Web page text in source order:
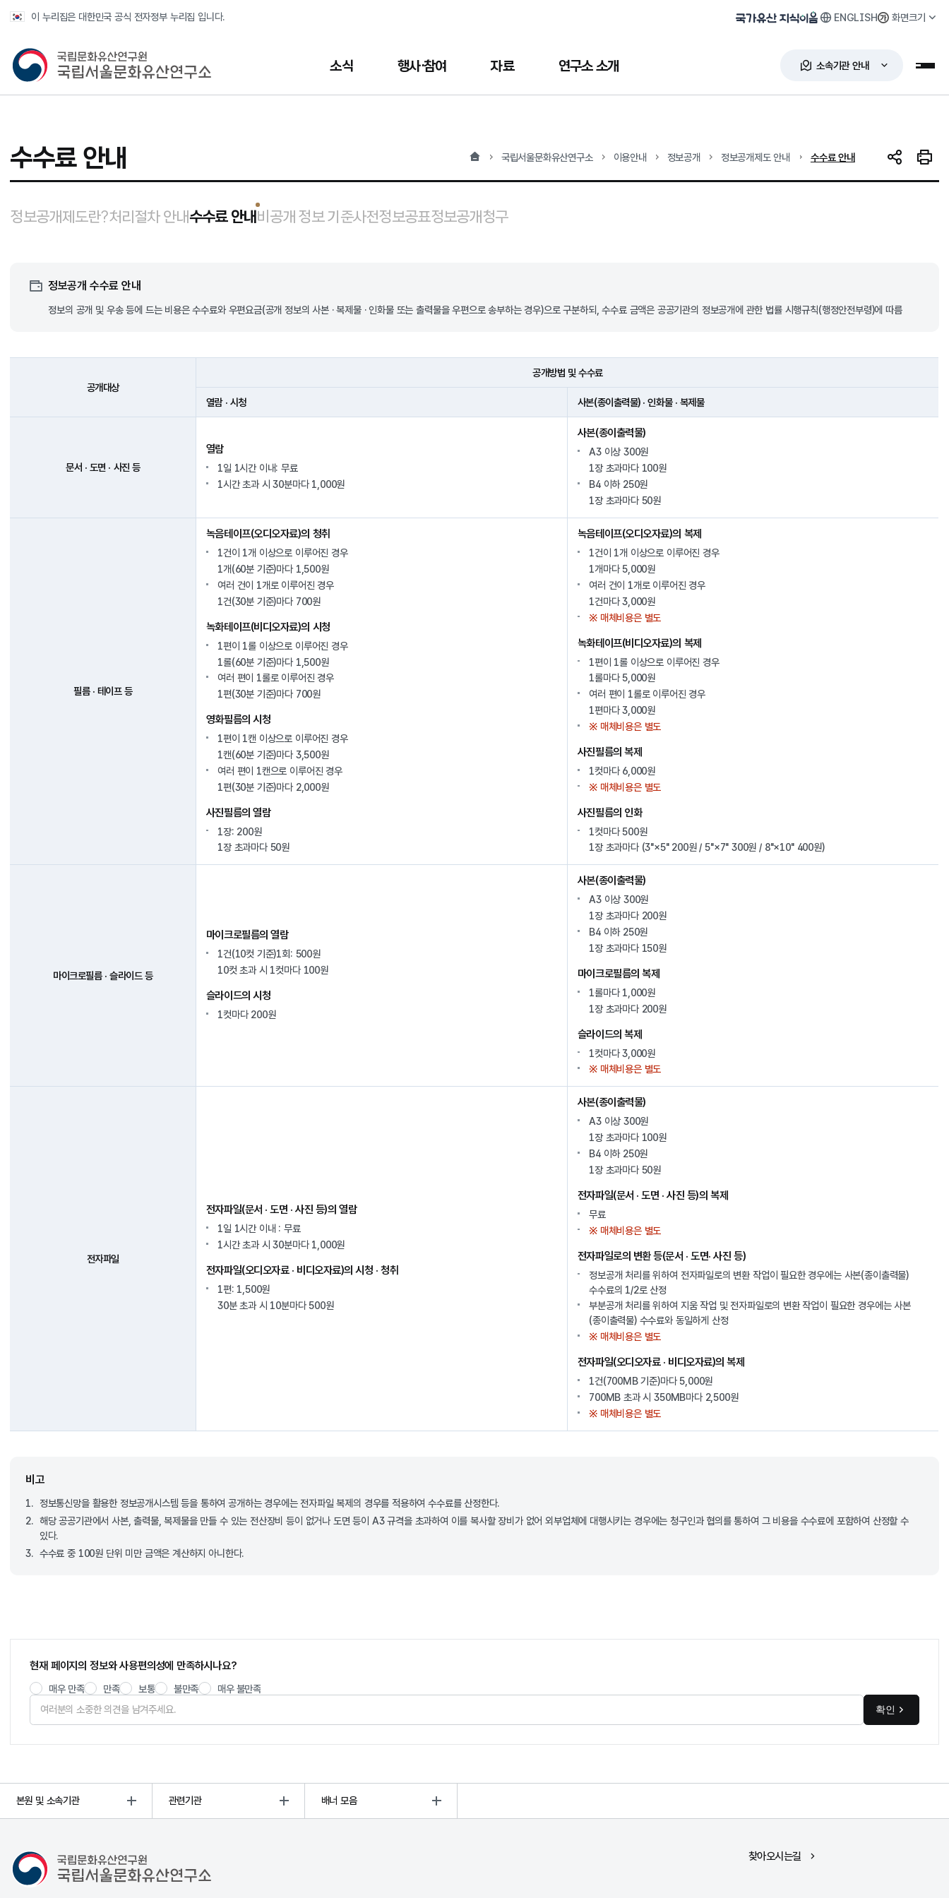
이 누리집은 대한민국 공식 전자정부 누리집 입니다.
국가유산 지식이음 ENGLISH 화면크기
국가유산청 국립서울문화유산연구소 소식 행사·참여 자료 연구소 소개 소속기관 안내 누리
수수료 안내 홈 국립서울문화유산연구소 이용안내 정보공개 정보공개제도 안내 현재 위치
수수료 안내 SNS 공유인쇄
정보공개제도란?처리절차 안내수수료 안내
선택됨
선택됨 비공개 정보 기준사전정보공표정보공개청구
정보공개 수수료 안내
정보의 공개 및 우송 등에 드는 비용은 수수료와 우편요금(공개 정보의 사본 · 복제물 · 인화물 또는 출력물을 우편으로 송부하는 경우)으로 구분하되, 수수료 금액은 공공기관의 정보공개에 관한 법률 시행규칙(행정안전부령)에 따름
공개대상
공개방법 및 수수료
열람 · 시청 사본(종이출력물) · 인화물 · 복제물
문서 · 도면 · 사진 등
열람
1일 1시간 이내: 무료
1시간 초과 시 30분마다 1,000원
사본(종이출력물)
A3 이상 300원
1장 초과마다 100원
B4 이하 250원
1장 초과마다 50원
필름 · 테이프 등
녹음테이프(오디오자료)의 청취
1건이 1개 이상으로 이루어진 경우
1개(60분 기준)마다 1,500원
여러 건이 1개로 이루어진 경우
1건(30분 기준)마다 700원
녹화테이프(비디오자료)의 시청
1편이 1롤 이상으로 이루어진 경우
1롤(60분 기준)마다 1,500원
여러 편이 1롤로 이루어진 경우
1편(30분 기준)마다 700원
영화필름의 시청
1편이 1캔 이상으로 이루어진 경우
1캔(60분 기준)마다 3,500원
여러 편이 1캔으로 이루어진 경우
1편(30분 기준)마다 2,000원
사진필름의 열람
1장: 200원
1장 초과마다 50원
녹음테이프(오디오자료)의 복제
1건이 1개 이상으로 이루어진 경우
1개마다 5,000원
여러 건이 1개로 이루어진 경우
1건마다 3,000원
※ 매체비용은 별도
녹화테이프(비디오자료)의 복제
1편이 1롤 이상으로 이루어진 경우
1롤마다 5,000원
여러 편이 1롤로 이루어진 경우
1편마다 3,000원
※ 매체비용은 별도
사진필름의 복제
1컷마다 6,000원
※ 매체비용은 별도
사진필름의 인화
1컷마다 500원
1장 초과마다 (3"×5" 200원 / 5"×7" 300원 / 8"×10" 400원)
마이크로필름 · 슬라이드 등
마이크로필름의 열람
1건(10컷 기준)1회: 500원
10컷 초과 시 1컷마다 100원
슬라이드의 시청
1컷마다 200원
사본(종이출력물)
A3 이상 300원
1장 초과마다 200원
B4 이하 250원
1장 초과마다 150원
마이크로필름의 복제
1롤마다 1,000원
1장 초과마다 200원
슬라이드의 복제
1컷마다 3,000원
※ 매체비용은 별도
전자파일
전자파일(문서 · 도면 · 사진 등)의 열람
1일 1시간 이내 : 무료
1시간 초과 시 30분마다 1,000원
전자파일(오디오자료 · 비디오자료)의 시청 · 청취
1편: 1,500원
30분 초과 시 10분마다 500원
사본(종이출력물)
A3 이상 300원
1장 초과마다 100원
B4 이하 250원
1장 초과마다 50원
전자파일(문서 · 도면 · 사진 등)의 복제
무료
※ 매체비용은 별도
전자파일로의 변환 등(문서 · 도면· 사진 등)
정보공개 처리를 위하여 전자파일로의 변환 작업이 필요한 경우에는 사본(종이출력물)
수수료의 1/2로 산정
부분공개 처리를 위하여 지움 작업 및 전자파일로의 변환 작업이 필요한 경우에는 사본
(종이출력물) 수수료와 동일하게 산정
※ 매체비용은 별도
전자파일(오디오자료 · 비디오자료)의 복제
1건(700MB 기준)마다 5,000원
700MB 초과 시 350MB마다 2,500원
※ 매체비용은 별도
비고
1. 정보통신망을 활용한 정보공개시스템 등을 통하여 공개하는 경우에는 전자파일 복제의 경우를 적용하여 수수료를 산정한다.
2. 해당 공공기관에서 사본, 출력물, 복제물을 만들 수 있는 전산장비 등이 없거나 도면 등이 A3 규격을 초과하여 이를 복사할 장비가 없어 외부업체에 대행시키는 경우에는 청구인과 협의를 통하여 그 비용을 수수료에 포함하여 산정할 수
있다.
3. 수수료 중 100원 단위 미만 금액은 계산하지 아니한다.
현재 페이지의 정보와 사용편의성에 만족하시나요?
매우 만족 만족 보통 불만족 매우 불만족
확인
본원 및 소속기관 관련기관 배너 모음
국립서울문화유산연구소 찾아오시는길